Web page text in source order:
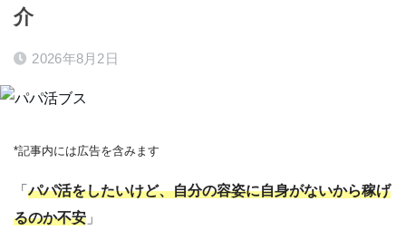
介
2026年8月2日
*記事内には広告を含みます
「パパ活をしたいけど、自分の容姿に自身がないから稼げ
るのか不安 」